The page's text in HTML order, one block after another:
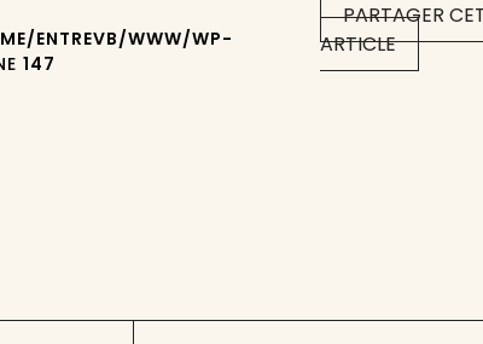
PARTAGER
ARTICLE
ENTREVB/WWW/WP-
147